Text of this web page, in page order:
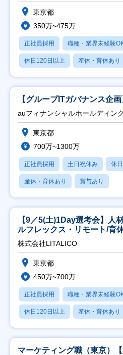
東京都
350万~475万
正社員採用 職種・業界未経験
休日120日以上 産休・育休あり
【グループITガバナンス企画
auフィナンシャルホールディン
東京都
700万~1300万
正社員採用 土日祝休み 休
産休・育休あり 賞与あり
【9／5(土)1Day選考会】人
ルフレックス・リモート/育
株式会社LITALICO
東京都
450万~700万
正社員採用 職種・業界未経験
休日120日以上 産休・育休あり
マーケティング職（東京）